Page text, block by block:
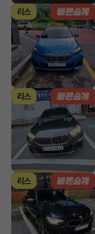
리스
리스
리스